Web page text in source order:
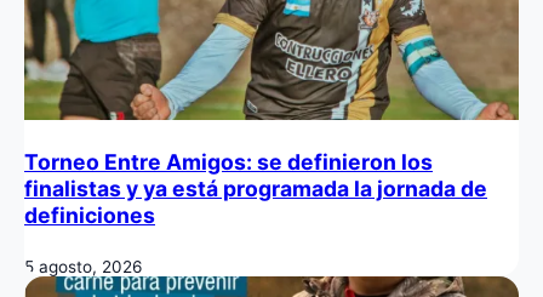
Torneo Entre Amigos: se definieron los
finalistas y ya está programada la jornada de
definiciones
5 agosto, 2026